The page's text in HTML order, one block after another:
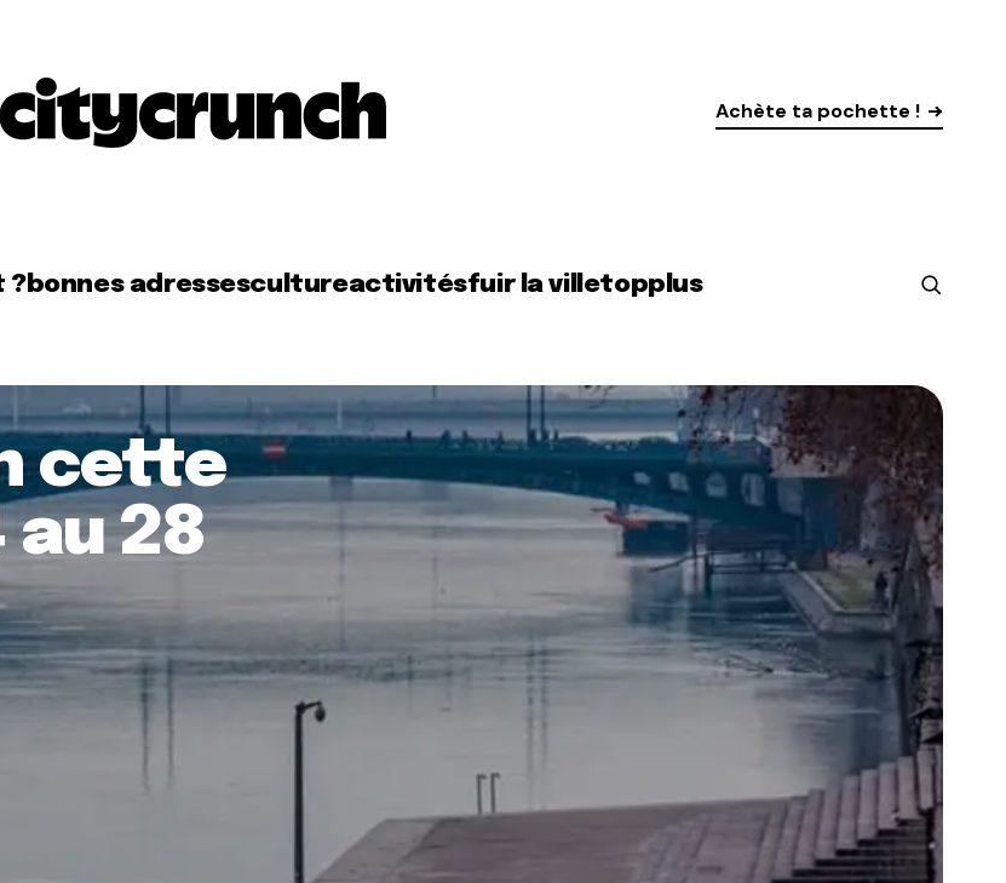
Achète ta pochette !
?bonnes adressescultureactivitésfuir la villetopplus
cette
au 28